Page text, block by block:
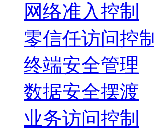
网络准入控制
零信任访问控制
终端安全管理
数据安全摆渡
业务访问控制